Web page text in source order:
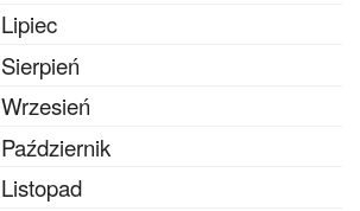
Lipiec
Sierpień
Wrzesień
Październik
Listopad